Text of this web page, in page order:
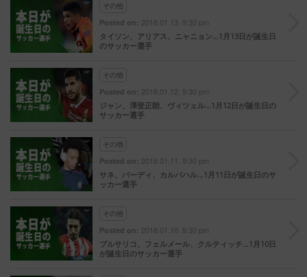
その他
Posted on: 2018.01.13. 9:30 pm
タイソン、アリアス、ニャニョン…1月13日が誕生日
のサッカー選手
その他
Posted on: 2018.01.12. 9:30 pm
ジャン、澤登正朗、ヴィツェル…1月12日が誕生日の
サッカー選手
その他
Posted on: 2018.01.11. 9:30 pm
サネ、バーディ、カルバハル…1月11日が誕生日のサ
ッカー選手
その他
Posted on: 2018.01.10. 9:30 pm
ブルサリコ、フェルメール、クルティッチ…1月10日
が誕生日のサッカー選手